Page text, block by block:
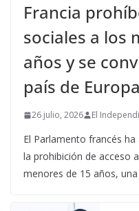
Francia
sociales a los
años y se
país de
26 julio, 2026 El
El Parlamento francés
la prohibición de acceso
menores de 15 años, una